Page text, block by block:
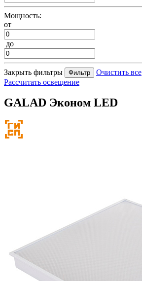
Мощность:
от
до
Закрыть фильтры
Очистить все
Рассчитать освещение
GALAD Эконом LED